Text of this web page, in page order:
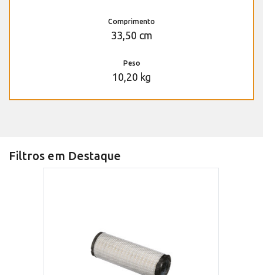
Comprimento
33,50 cm
Peso
10,20 kg
Filtros em Destaque